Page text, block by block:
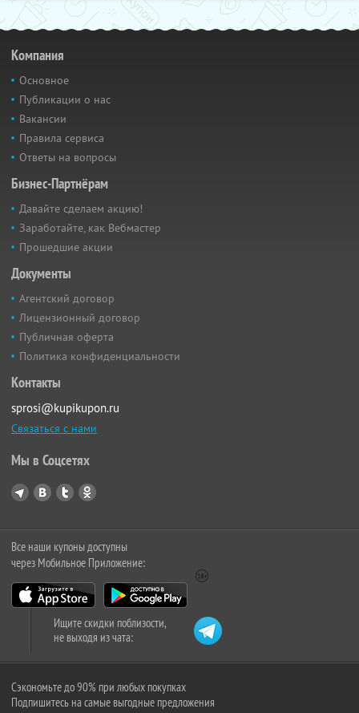
Компания
Основное
Публикации о нас
Вакансии
Правила сервиса
Ответы на вопросы
Бизнес-Партнёрам
Давайте сделаем акцию!
Заработайте, как Вебмастер
Прошедшие акции
Документы
Агентский договор
Лицензионный договор
Публичная оферта
Политика конфиденциальности
Контакты
sprosi@kupikupon.ru
Связаться с нами
Мы в Соцсетях
Все наши купоны доступны
через Мобильное Приложение:
Ищите скидки поблизости,
не выходя из чата:
Сэкономьте до 90% при любых покупках
Подпишитесь на самые выгодные предложения